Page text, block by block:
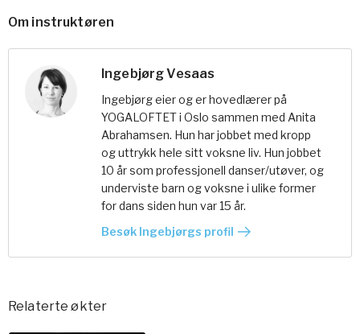
Om instruktøren
Ingebjørg Vesaas
Ingebjørg eier og er hovedlærer på
YOGALOFTET i Oslo sammen med Anita
Abrahamsen. Hun har jobbet med kropp
og uttrykk hele sitt voksne liv. Hun jobbet
10 år som professjonell danser/utøver, og
underviste barn og voksne i ulike former
for dans siden hun var 15 år.
Besøk Ingebjørgs profil
Relaterte økter